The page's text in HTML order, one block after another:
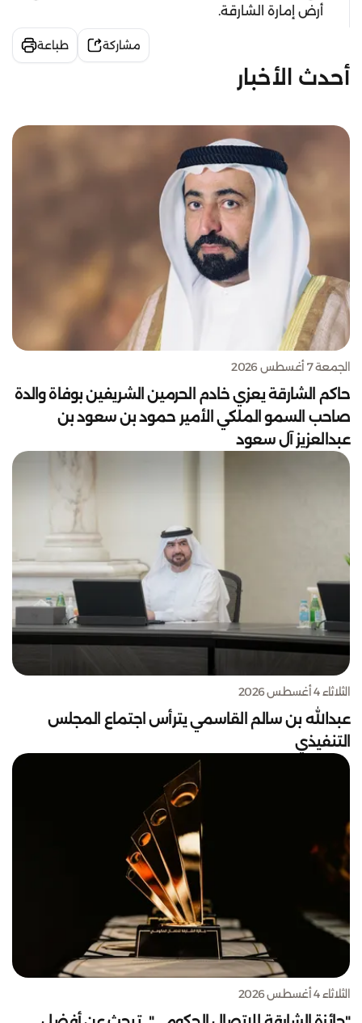
أرض إمارة الشارقة.
مشاركة طباعة
أحدث الأخبار
الجمعة 7 أغسطس 2026
حاكم الشارقة يعزي خادم الحرمين الشريفين بوفاة والدة
صاحب السمو الملكي الأمير حمود بن سعود بن
عبدالعزيز آل سعود
الثلاثاء 4 أغسطس 2026
عبدالله بن سالم القاسمي يترأس اجتماع المجلس
التنفيذي
الثلاثاء 4 أغسطس 2026